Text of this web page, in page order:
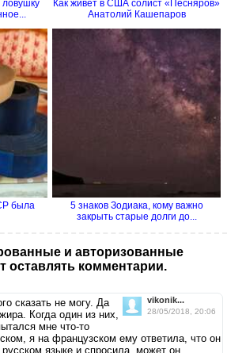
ловушку
Как живёт в США солист «Песняров»
Анатолий Кашепаров
была
5 знаков Зодиака, кому важно
закрыть старые долги до...
и авторизованные
оставлять комментарии.
vikonik...
28/05/2018, 20:06
сказать не могу. Да
Когда один из них,
мне что-то
я на французском ему ответила, что он
русском языке и спросила, может он